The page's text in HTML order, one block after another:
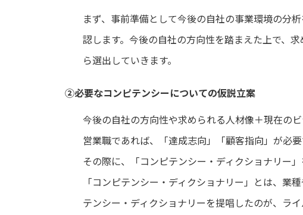
まず、事前準備として今後の自社の事業環境の分
認します。今後の自社の方向性を踏まえた上で、
ら選出していきます。
②必要なコンピテンシーについての仮説立案
今後の自社の方向性や求められる人材像＋現在の
営業職であれば、「達成志向」「顧客指向」が必要
その際に、「コンピテンシー・ディクショナリー」
「コンピテンシー・ディクショナリー」とは、業
テンシー・ディクショナリーを提唱したのが、ラ